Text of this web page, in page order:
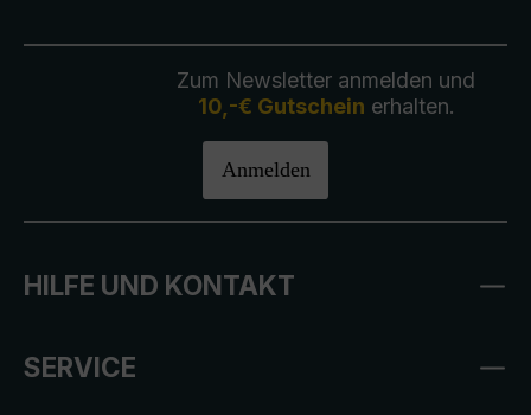
Zum Newsletter anmelden und
10,-€ Gutschein erhalten.
Anmelden
HILFE UND KONTAKT
SERVICE